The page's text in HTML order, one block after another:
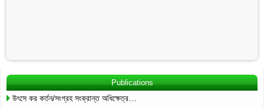
Publications
উৎসে কর কর্তন/সংগ্রহ সংক্রান্ত অধিক্ষেত্র…